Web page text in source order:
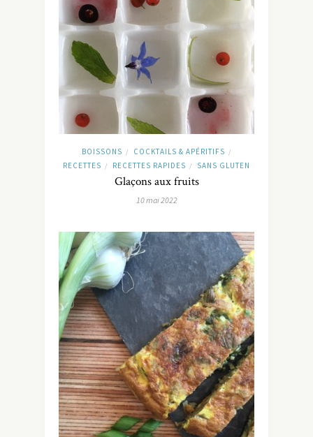
BOISSONS / COCKTAILS & APÉRITIFS /
RECETTES / RECETTES RAPIDES / SANS GLUTEN
Glaçons aux fruits
10 mai 2022